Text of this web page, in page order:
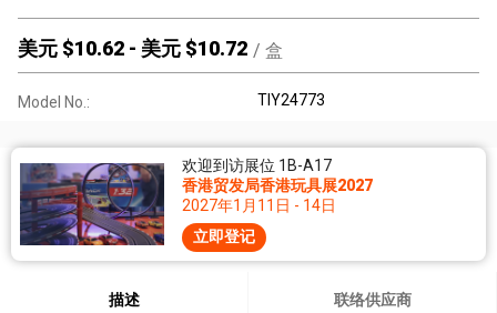
美元 $10.62 - 美元 $10.72 / 盒
Model No.: TIY24773
欢迎到访展位 1B-A17
香港贸发局香港玩具展2027
2027年1月11日 - 14日
立即登记
描述 联络供应商